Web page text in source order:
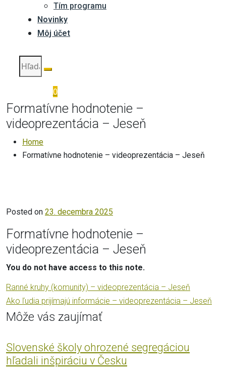
Tím programu
Novinky
Môj účet
0
Formatívne hodnotenie –
videoprezentácia – Jeseň
Home
Formatívne hodnotenie – videoprezentácia – Jeseň
Posted on 23. decembra 2025
Formatívne hodnotenie –
videoprezentácia – Jeseň
You do not have access to this note.
Ranné kruhy (komunity) – videoprezentácia – Jeseň
Ako ľudia prijímajú informácie – videoprezentácia – Jeseň
Môže vás zaujímať
Slovenské školy ohrozené segregáciou
hľadali inšpiráciu v Česku